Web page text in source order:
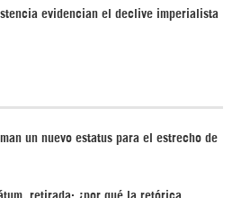
evidencian el declive imperialista
un nuevo estatus para el estrecho de
retirada: ¿por qué la retórica